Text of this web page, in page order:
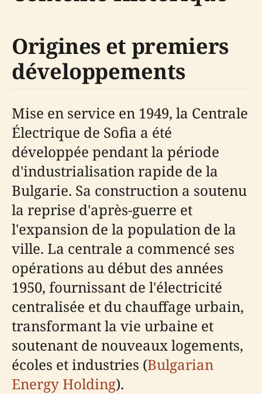
Origines et premiers
développements
Mise en service en 1949, la Centrale
Électrique de Sofia a été
développée pendant la période
d'industrialisation rapide de la
Bulgarie. Sa construction a soutenu
la reprise d'après-guerre et
l'expansion de la population de la
ville. La centrale a commencé ses
opérations au début des années
1950, fournissant de l'électricité
centralisée et du chauffage urbain,
transformant la vie urbaine et
soutenant de nouveaux logements,
écoles et industries (Bulgarian
Energy Holding).